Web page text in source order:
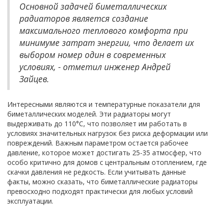
Основной задачей биметаллических
радиаторов является создание
максимального теплового комфорта при
минимуме затрат энергии, что делает их
выбором номер один в современных
условиях, - отметил инженер Андрей
Зайцев.
Интересными являются и температурные показатели для
биметаллических моделей. Эти радиаторы могут
выдерживать до 110°C, что позволяет им работать в
условиях значительных нагрузок без риска деформации или
повреждений. Важным параметром остается рабочее
давление, которое может достигать 25-35 атмосфер, что
особо критично для домов с центральным отоплением, где
скачки давления не редкость. Если учитывать данные
факты, можно сказать, что биметаллические радиаторы
превосходно подходят практически для любых условий
эксплуатации.